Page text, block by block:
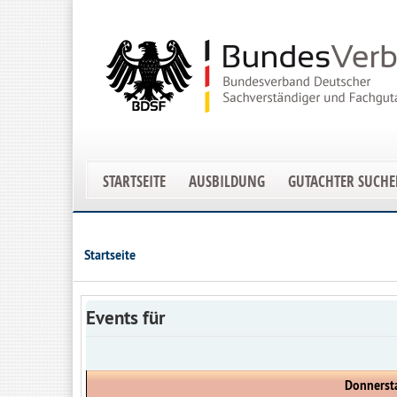
STARTSEITE AUSBILDUNG GUTACHTER
Startseite
Events für